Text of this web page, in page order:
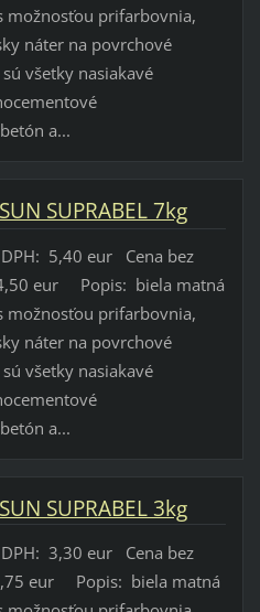
možnosťou prifarbovnia,
náter na povrchové
všetky nasiakavé
a...
SUPRABEL 7kg
DPH: 5,40 eur Cena bez
eur Popis: biela matná
možnosťou prifarbovnia,
náter na povrchové
všetky nasiakavé
a...
SUPRABEL 3kg
DPH: 3,30 eur Cena bez
eur Popis: biela matná